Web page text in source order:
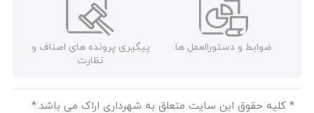
ضوابط و دستورالعمل ها
پیگیری پرونده های اصناف و
نظارت
* کلیه حقوق این سایت متعلق به شهرداری اراک می باشد.*